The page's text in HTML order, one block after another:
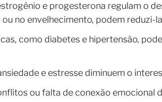
e progesterona regulam o
no envelhecimento, podem reduzi-
como diabetes e hipertensão,
e estresse diminuem o
ou falta de conexão emocional